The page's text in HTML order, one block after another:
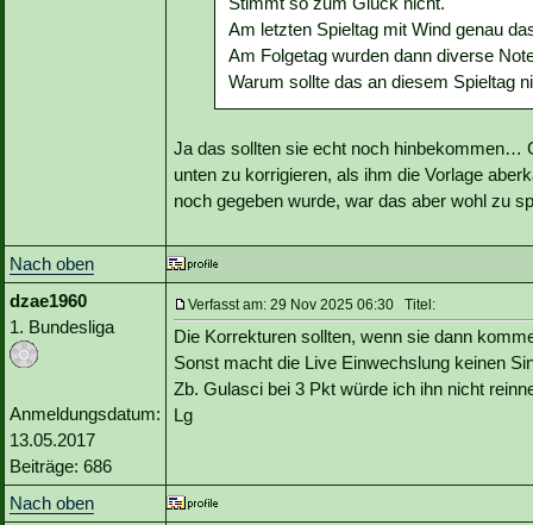
Am letzten Spieltag mit Wind genau
Am Folgetag wurden dann diverse
Warum sollte das an diesem Spieltag
Ja das sollten sie echt noch hinbekommen…
unten zu korrigieren, als ihm die Vorlage
noch gegeben wurde, war das aber wohl zu
Nach oben
dzae1960
1. Bundesliga
Anmeldungsdatum:
13.05.2017
Beiträge: 686
Verfasst am: 29 Nov 2025 06:30 Titel:
Die Korrekturen sollten, wenn sie dann
Sonst macht die Live Einwechslung keinen
Zb. Gulasci bei 3 Pkt würde ich ihn nicht
Lg
Nach oben